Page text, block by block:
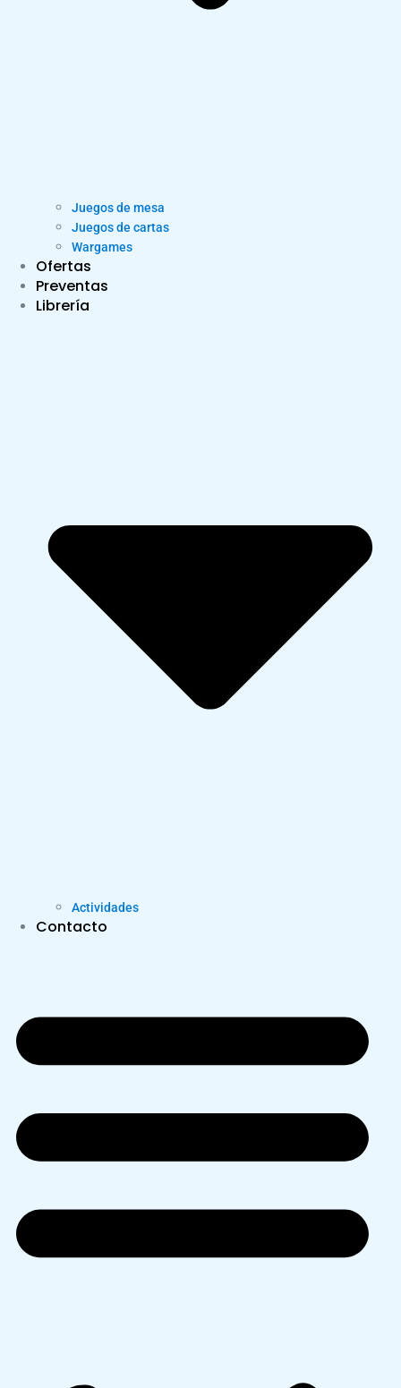
Juegos de mesa
Juegos de cartas
Wargames
Ofertas
Preventas
Librería
Actividades
Contacto